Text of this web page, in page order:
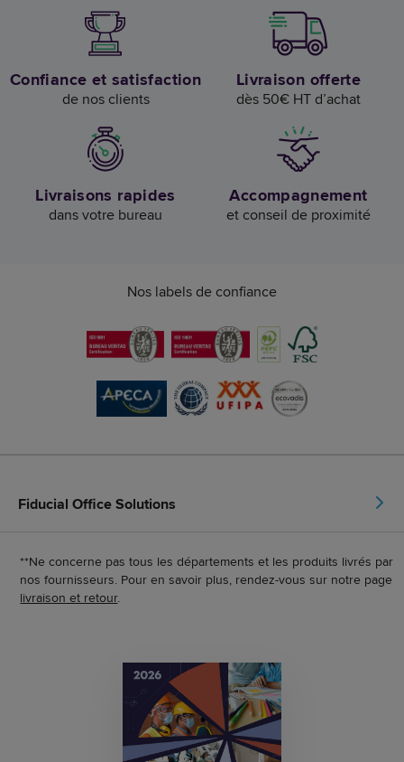
Confiance et satisfaction
de nos clients
Livraison offerte
dès 50€ HT d’achat
Livraisons rapides
dans votre bureau
Accompagnement
et conseil de proximité
Nos labels de confiance
Fiducial Office Solutions
**Ne concerne pas tous les départements et les produits livrés par
nos fournisseurs. Pour en savoir plus, rendez-vous sur notre page
livraison et retour.